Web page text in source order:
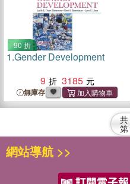
90 折
1.Gender Development
9
3185
無庫存
共
第
網站導航 >>